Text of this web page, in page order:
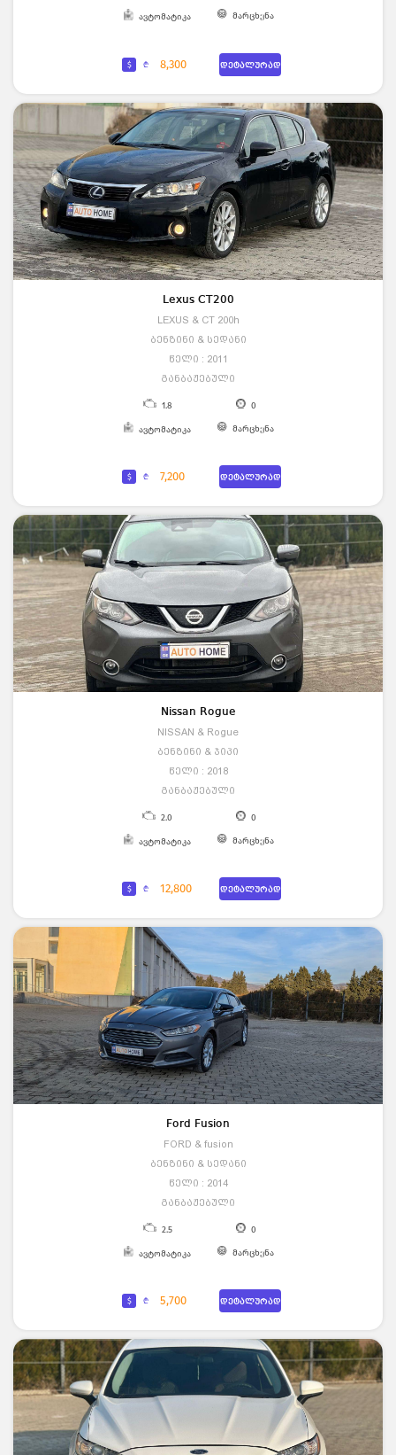
ავტომატიკა მარცხენა
$ ₾ 8,300 დეტალურად
Lexus CT200
LEXUS & CT 200h
ბენზინი & სედანი
წელი : 2011
განბაჟებული
1.8 0
ავტომატიკა მარცხენა
$ ₾ 7,200 დეტალურად
Nissan Rogue
NISSAN & Rogue
ბენზინი & ჯიპი
წელი : 2018
განბაჟებული
2.0 0
ავტომატიკა მარცხენა
$ ₾ 12,800 დეტალურად
Ford Fusion
FORD & fusion
ბენზინი & სედანი
წელი : 2014
განბაჟებული
2.5 0
ავტომატიკა მარცხენა
$ ₾ 5,700 დეტალურად